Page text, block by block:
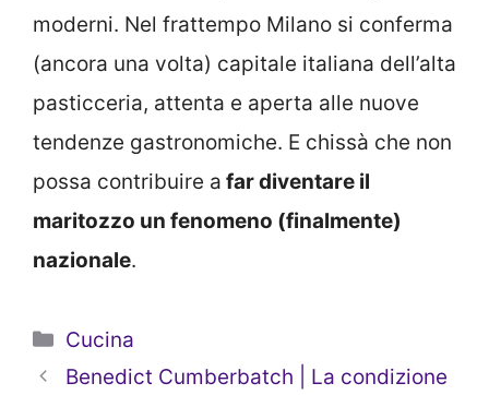
moderni. Nel frattempo Milano si conferma
(ancora una volta) capitale italiana dell’alta
pasticceria, attenta e aperta alle nuove
tendenze gastronomiche. E chissà che non
possa contribuire a far diventare il
maritozzo un fenomeno (finalmente)
nazionale.
Categorie
Cucina
Benedict Cumberbatch | La condizione